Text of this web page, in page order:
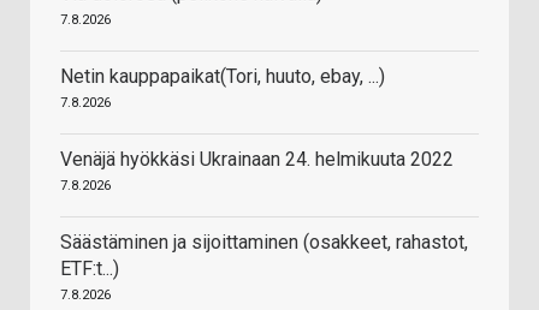
7.8.2026
Netin kauppapaikat(Tori, huuto, ebay, ...)
7.8.2026
Venäjä hyökkäsi Ukrainaan 24. helmikuuta 2022
7.8.2026
Säästäminen ja sijoittaminen (osakkeet, rahastot,
ETF:t...)
7.8.2026